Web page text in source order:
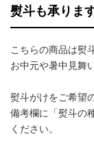
熨斗も承りま
こちらの商品は熨
お中元や暑中見舞
熨斗がけをご希望
備考欄に「熨斗の
ください。